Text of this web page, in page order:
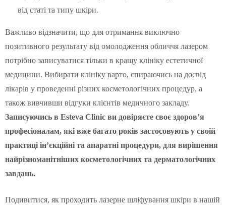
від статі та типу шкіри.
Важливо відзначити, що для отримання виключно
позитивного результату від омолодження обличчя лазером
потрібно записуватися тільки в кращу клініку естетичної
медицини. Вибирати клініку варто, спираючись на досвід
лікарів у проведенні різних косметологічних процедур, а
також вивчивши відгуки клієнтів медичного закладу.
Записуючись в Esteva Clinic ви довіряєте своє здоров’я
професіоналам, які вже багато років застосовують у своїй
практиці ін’єкційні та апаратні процедури, для вирішення
найрізноманітніших косметологічних та дерматологічних
завдань.
Подивитися, як проходить лазерне шліфування шкіри в нашій